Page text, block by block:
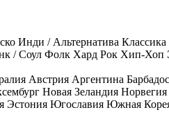
Инди / Альтернатива Классика
/ Соул Фолк Хард Рок Хип-Хоп
Австрия Аргентина Барбадос
Новая Зеландия Норвегия
Эстония Югославия Южная